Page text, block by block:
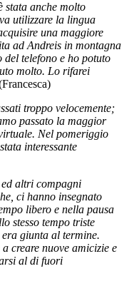
stata anche molto
utilizzare la lingua
una maggiore
ad Andreis in montagna
del telefono e ho potuto
molto. Lo rifarei
troppo velocemente;
passato la maggior
Nel pomeriggio
interessante
altri compagni
ci hanno insegnato
libero e nella pausa
stesso tempo triste
era giunta al termine.
creare nuove amicizie e
al di fuori